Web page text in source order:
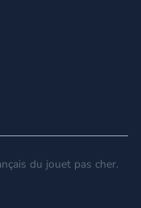
du jouet pas cher.